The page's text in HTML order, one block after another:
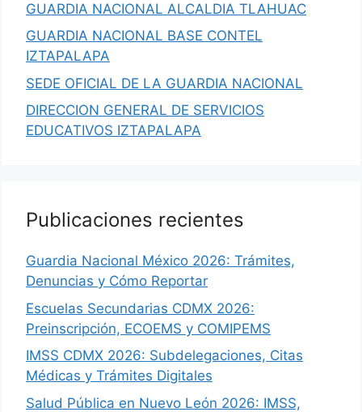
GUARDIA NACIONAL ALCALDIA TLAHUAC
GUARDIA NACIONAL BASE CONTEL
IZTAPALAPA
SEDE OFICIAL DE LA GUARDIA NACIONAL
DIRECCION GENERAL DE SERVICIOS
EDUCATIVOS IZTAPALAPA
Publicaciones recientes
Guardia Nacional México 2026: Trámites,
Denuncias y Cómo Reportar
Escuelas Secundarias CDMX 2026:
Preinscripción, ECOEMS y COMIPEMS
IMSS CDMX 2026: Subdelegaciones, Citas
Médicas y Trámites Digitales
Salud Pública en Nuevo León 2026: IMSS,